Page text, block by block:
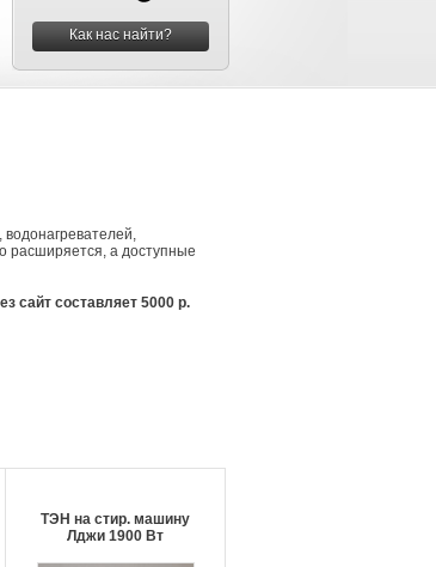
Как нас найти?
расширяется, а доступные
сайт составляет 5000 р.
ТЭН на стир. машину
Лджи 1900 Вт